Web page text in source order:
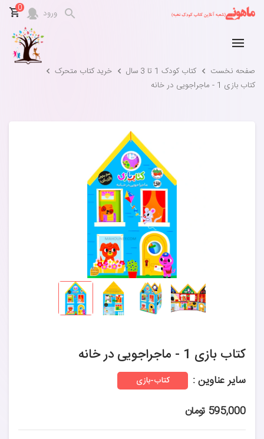
ورود 0
صفحه نخست کتاب کودک 1 تا 3 سال
خرید کتاب متحرک
کتاب بازی 1 - ماجراجویی در خانه
کتاب بازی 1 - ماجراجویی در خانه
سایر عناوین : کتاب-بازی
595,000 تومان